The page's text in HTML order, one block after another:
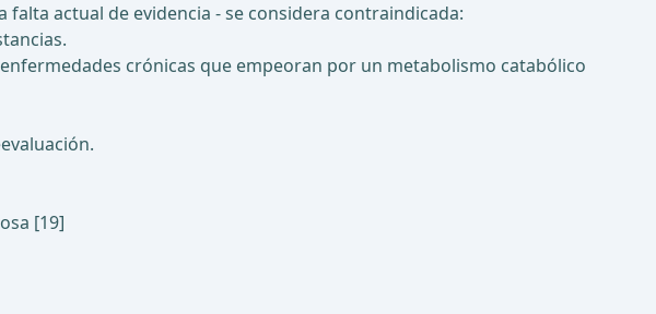
actual de evidencia - se considera contraindicada:
crónicas que empeoran por un metabolismo catabólico
[19]